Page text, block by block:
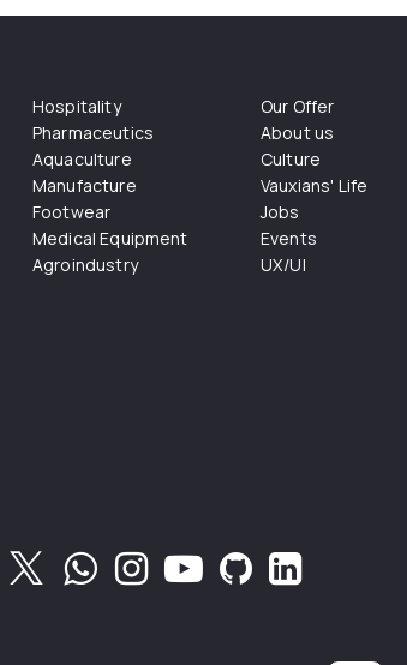
Hospitality
Pharmaceutics
Aquaculture
Manufacture
Footwear
Medical Equipment
Agroindustry
Our Offer
About us
Culture
Vauxians' Life
Jobs
Events
UX/UI